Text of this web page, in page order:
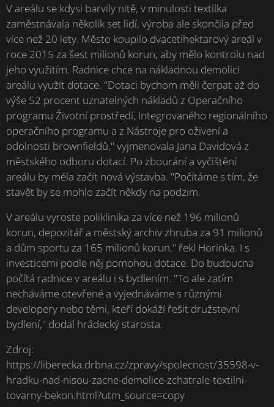
V areálu se kdysi barvily nitě, v minulosti textilka
zaměstnávala několik set lidí, výroba ale skončila před
více než 20 lety. Město koupilo dvacetihektarový areál v
roce 2015 za šest milionů korun, aby mělo kontrolu nad
jeho využitím. Radnice chce na nákladnou demolici
areálu využít dotace. "Dotaci bychom měli čerpat až do
výše 52 procent uznatelných nákladů z Operačního
programu Životní prostředí, Integrovaného regionálního
operačního programu a z Nástroje pro oživení a
odolnosti brownfieldů," vyjmenovala Jana Davidová z
městského odboru dotací. Po zbourání a vyčištění
areálu by měla začít nová výstavba. "Počítáme s tím, že
stavět by se mohlo začít někdy na podzim.
V areálu vyroste poliklinika za více než 196 milionů
korun, depozitář a městský archiv zhruba za 91 milionů
a dům sportu za 165 milionů korun," řekl Horinka. I s
investicemi podle něj pomohou dotace. Do budoucna
počítá radnice v areálu i s bydlením. "To ale zatím
necháváme otevřené a vyjednáváme s různými
developery nebo těmi, kteří dokáží řešit družstevní
bydlení," dodal hrádecký starosta.
Zdroj:
https://liberecka.drbna.cz/zpravy/spolecnost/35598-v-
hradku-nad-nisou-zacne-demolice-zchatrale-textilni-
tovarny-bekon.html?utm_source=copy